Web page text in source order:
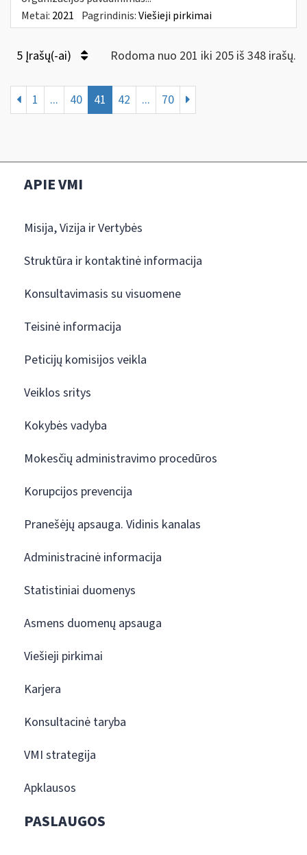
Metai: 2021 Pagrindinis:Viešieji pirkimai
5 Įrašų(-ai) Rodoma nuo 201 iki 205 iš 348 irašų.
1 ... 40 41 42 ... 70
APIE VMI
Misija, Vizija ir Vertybės
Struktūra ir kontaktinė informacija
Konsultavimasis su visuomene
Teisinė informacija
Peticijų komisijos veikla
Veiklos sritys
Kokybės vadyba
Mokesčių administravimo procedūros
Korupcijos prevencija
Pranešėjų apsauga. Vidinis kanalas
Administracinė informacija
Statistiniai duomenys
Asmens duomenų apsauga
Viešieji pirkimai
Karjera
Konsultacinė taryba
VMI strategija
Apklausos
PASLAUGOS